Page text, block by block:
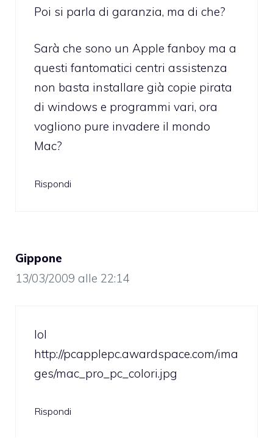
Poi si parla di garanzia, ma di che?
Sarà che sono un Apple fanboy ma a
questi fantomatici centri assistenza
non basta installare già copie pirata
di windows e programmi vari, ora
vogliono pure invadere il mondo
Mac?
Rispondi
Gippone
13/03/2009 alle 22:14
lol
http://pcapplepc.awardspace.com/ima
ges/mac_pro_pc_colori.jpg
Rispondi